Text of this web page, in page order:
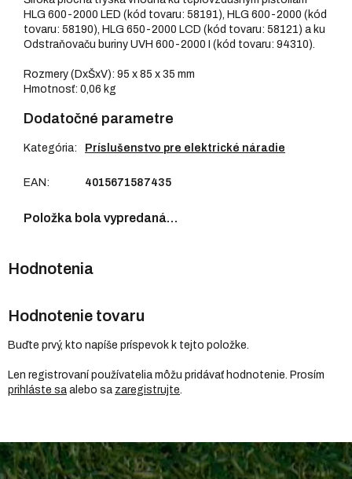
HLG 600-2000 LED (kód tovaru: 58191), HLG 600-2000 (kód
tovaru: 58190), HLG 650-2000 LCD (kód tovaru: 58121) a ku
Odstraňovaču buriny UVH 600-2000 I (kód tovaru: 94310).
Rozmery (DxŠxV): 95 x 85 x 35 mm
Hmotnosť: 0,06 kg
Dodatočné parametre
Kategória: Príslušenstvo pre elektrické náradie
EAN : 4015671587435
Položka bola vypredaná…
Hodnotenie tovaru
Buďte prvý, kto napíše príspevok k tejto položke.
Len registrovaní používatelia môžu pridávať hodnotenie. Prosím
prihláste sa alebo sa zaregistrujte
Z